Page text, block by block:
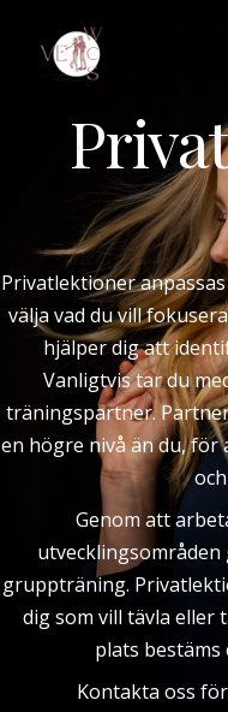
Privatlektioner
välja vad du vill
hjälper dig att
Vanligtvis tar du
träningspartner.
en högre nivå än du,
Genom att
gruppträning.
dig som vill tävla eller
plats
Kontakta oss